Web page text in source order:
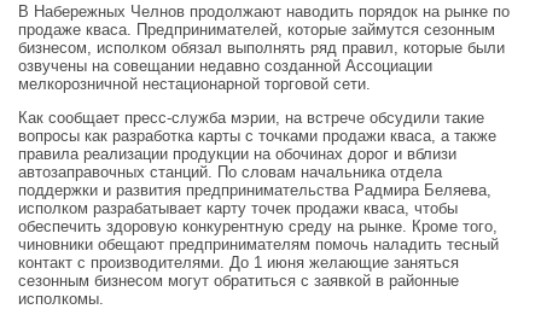
В Набережных Челнов продолжают наводить порядок на рынке по
продаже кваса. Предпринимателей, которые займутся сезонным
бизнесом, исполком обязал выполнять ряд правил, которые были
озвучены на совещании недавно созданной Ассоциации
мелкорозничной нестационарной торговой сети.
Как сообщает пресс-служба мэрии, на встрече обсудили такие
вопросы как разработка карты с точками продажи кваса, а также
правила реализации продукции на обочинах дорог и вблизи
автозаправочных станций. По словам начальника отдела
поддержки и развития предпринимательства Радмира Беляева,
исполком разрабатывает карту точек продажи кваса, чтобы
обеспечить здоровую конкурентную среду на рынке. Кроме того,
чиновники обещают предпринимателям помочь наладить тесный
контакт с производителями. До 1 июня желающие заняться
сезонным бизнесом могут обратиться с заявкой в районные
исполкомы.